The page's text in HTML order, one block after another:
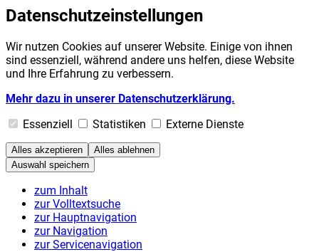
Datenschutzeinstellungen
Wir nutzen Cookies auf unserer Website. Einige von ihnen
sind essenziell, während andere uns helfen, diese Website
und Ihre Erfahrung zu verbessern.
Mehr dazu in unserer Datenschutzerklärung.
Essenziell
Statistiken Externe Dienste
Alles akzeptieren
Alles ablehnen
Auswahl speichern
zum Inhalt
zur Volltextsuche
zur Hauptnavigation
zur Navigation
zur Servicenavigation